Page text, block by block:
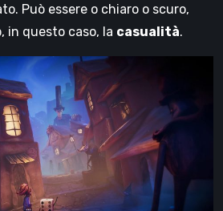
Può essere o chiaro o scuro,
in questo caso, la casualità.